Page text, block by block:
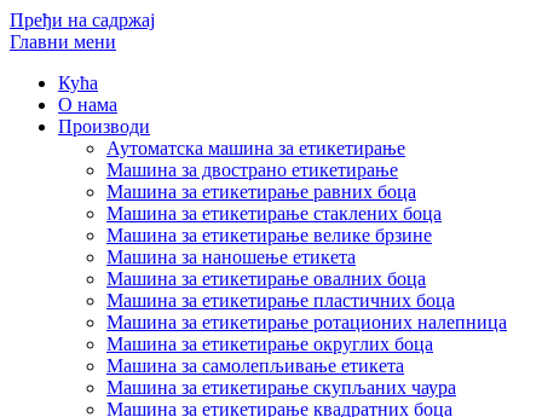
Пређи на садржај
Главни мени
Кућа
О нама
Производи
Аутоматска машина за етикетирање
Машина за двострано етикетирање
Машина за етикетирање равних боца
Машина за етикетирање стаклених боца
Машина за етикетирање велике брзине
Машина за наношење етикета
Машина за етикетирање овалних боца
Машина за етикетирање пластичних боца
Машина за етикетирање ротационих налепница
Машина за етикетирање округлих боца
Машина за самолепљивање етикета
Машина за етикетирање скупљаних чаура
Машина за етикетирање квадратних боца